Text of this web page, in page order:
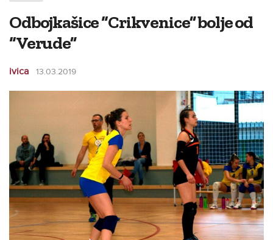
Odbojkašice “Crikvenice” bolje od
“Verude”
ivica 13.03.2019